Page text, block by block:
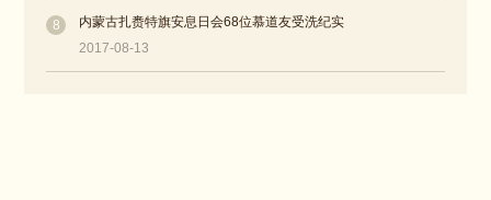
8
内蒙古扎赉特旗安息日会68位慕道友受洗纪实
2017-08-13